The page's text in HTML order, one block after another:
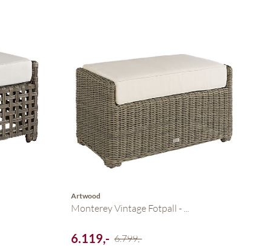
Artwood
Monterey Vintage Fotpall - ...
6.119,- 6.799,-